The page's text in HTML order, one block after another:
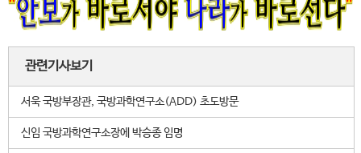
관련기사보기
서욱 국방부장관, 국방과학연구소(ADD) 초도방문
신임 국방과학연구소장에 박승종 임명